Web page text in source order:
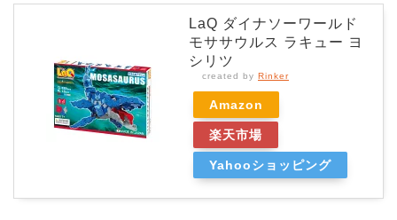
LaQ ダイナソーワールド
モササウルス ラキュー ヨ
シリツ
created by Rinker
Amazon
楽天市場
Yahooショッピング